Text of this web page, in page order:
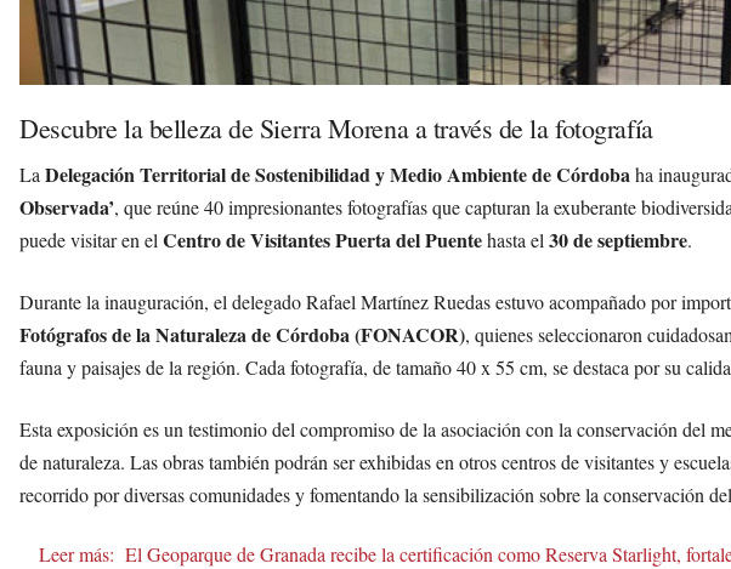
Descubre la belleza de Sierra Morena a través de la fotografía
LaDelegación Territorial de Sostenibilidad y Medio Ambiente de Córdobaha
Observada’, que reúne 40 impresionantes fotografías que capturan la exuberante
puede visitar en elCentro de Visitantes Puerta del Puentehasta el30 de septiembre.
Durante la inauguración, el delegado Rafael Martínez Ruedas estuvo acompañado por
Fotógrafos de la Naturaleza de Córdoba (FONACOR), quienes seleccionaron
fauna y paisajes de la región. Cada fotografía, de tamaño 40 x 55 cm, se destaca por su
Esta exposición es un testimonio del compromiso de la asociación con la conservación del
de naturaleza. Las obras también podrán ser exhibidas en otros centros de visitantes y
recorrido por diversas comunidades y fomentando la sensibilización sobre la conservación
Leer más: El Geoparque de Granada recibe la certificación como Reserva Starlight,